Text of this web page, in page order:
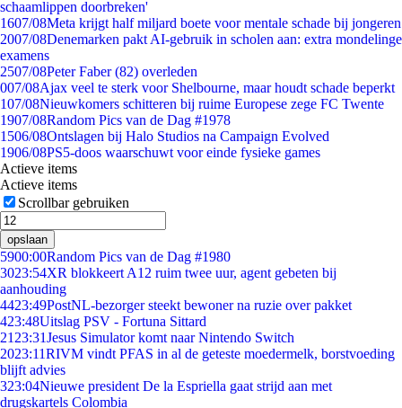
schaamlippen doorbreken'
1607/08Meta krijgt half miljard boete voor mentale schade bij jongeren
2007/08Denemarken pakt AI-gebruik in scholen aan: extra mondelinge
examens
2507/08Peter Faber (82) overleden
007/08Ajax veel te sterk voor Shelbourne, maar houdt schade beperkt
107/08Nieuwkomers schitteren bij ruime Europese zege FC Twente
1907/08Random Pics van de Dag #1978
1506/08Ontslagen bij Halo Studios na Campaign Evolved
1906/08PS5-doos waarschuwt voor einde fysieke games
Actieve items
Actieve items
Scrollbar gebruiken
opslaan
5900:00Random Pics van de Dag #1980
3023:54XR blokkeert A12 ruim twee uur, agent gebeten bij
aanhouding
4423:49PostNL-bezorger steekt bewoner na ruzie over pakket
423:48Uitslag PSV - Fortuna Sittard
21 23:31Jesus Simulator komt naar Nintendo Switch
2023:11RIVM vindt PFAS in al de geteste moedermelk, borstvoeding
blijft advies
323:04Nieuwe president De la Espriella gaat strijd aan met
drugskartels Colombia